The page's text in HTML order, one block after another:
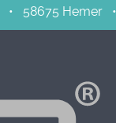
• 58675 Hemer